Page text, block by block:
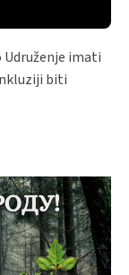
Udruženje imati
biti